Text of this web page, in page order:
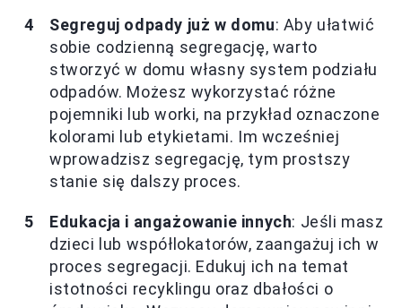
Segreguj odpady już w domu: Aby ułatwić
sobie codzienną segregację, warto
stworzyć w domu własny system podziału
odpadów. Możesz wykorzystać różne
pojemniki lub worki, na przykład oznaczone
kolorami lub etykietami. Im wcześniej
wprowadzisz segregację, tym prostszy
stanie się dalszy proces.
Edukacja i angażowanie innych: Jeśli masz
dzieci lub współlokatorów, zaangażuj ich w
proces segregacji. Edukuj ich na temat
istotności recyklingu oraz dbałości o